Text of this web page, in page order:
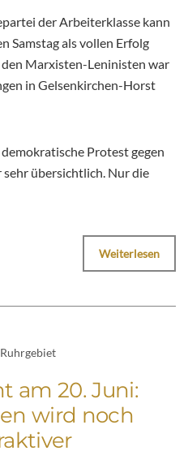
der Arbeiterklasse kann
Samstag als vollen Erfolg
Marxisten-Leninisten war
in Gelsenkirchen-Horst
Protest gegen
übersichtlich. Nur die
Weiterlesen
Ruhrgebiet
am 20. Juni:
wird noch